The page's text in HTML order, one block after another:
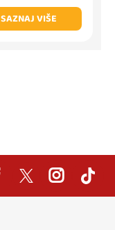
SAZNAJ VIŠE